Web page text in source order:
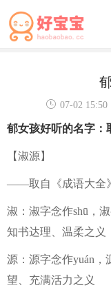
07-02 15:50
郁女孩好听的名字：
【淑源】
——取自《成语大全
淑：淑字念作shū，
知书达理、温柔之义
源：源字念作yuán
望、充满活力之义